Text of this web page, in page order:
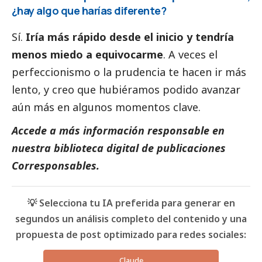
¿hay algo que harías diferente?
Sí. Iría más rápido desde el inicio y tendría
menos miedo a equivocarme. A veces el
perfeccionismo o la prudencia te hacen ir más
lento, y creo que hubiéramos podido avanzar
aún más en algunos momentos clave.
Accede a más información responsable en
nuestra biblioteca digital de publicaciones
Corresponsables.
💡 Selecciona tu IA preferida para generar en
segundos un análisis completo del contenido y una
propuesta de post optimizado para redes sociales: